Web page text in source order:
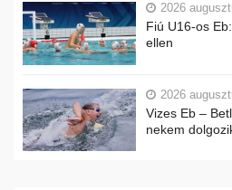
2026
Fiú U16-os
ellen
2026
Vizes Eb –
nekem